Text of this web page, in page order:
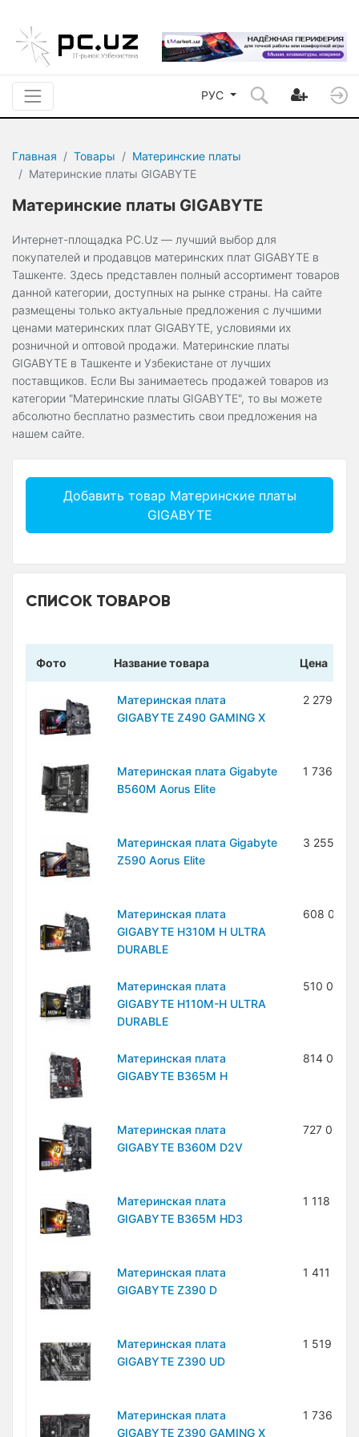
РУС
Главная Товары
Материнские платы
Материнские платы GIGABYTE
Материнские платы GIGABYTE
Интернет-площадка PC.Uz — лучший выбор для
покупателей и продавцов материнских плат GIGABYTE в
Ташкенте. Здесь представлен полный ассортимент товаров
данной категории, доступных на рынке страны. На сайте
размещены только актуальные предложения с лучшими
ценами материнских плат GIGABYTE, условиями их
розничной и оптовой продажи. Материнские платы
GIGABYTE в Ташкенте и Узбекистане от лучших
поставщиков. Если Вы занимаетесь продажей товаров из
категории "Материнские платы GIGABYTE", то вы можете
абсолютно бесплатно разместить свои предложения на
нашем сайте.
Добавить товар Материнские платы
GIGABYTE
СПИСОК ТОВАРОВ
Фото Название товара Цена
Материнская плата
GIGABYTE Z490 GAMING X
2 279
Материнская плата Gigabyte
B560M Aorus Elite
1 736
Материнская плата Gigabyte
Z590 Aorus Elite
3 255
Материнская плата
GIGABYTE H310M H ULTRA
DURABLE
608 000
Материнская плата
GIGABYTE H110M-H ULTRA
DURABLE
510 000
Материнская плата
GIGABYTE B365M H
814 000
Материнская плата
GIGABYTE B360M D2V
727 000
Материнская плата
GIGABYTE B365M HD3
1 118
Материнская плата
GIGABYTE Z390 D
1 411
Материнская плата
GIGABYTE Z390 UD
1 519
Материнская плата
GIGABYTE Z390 GAMING X
1 736